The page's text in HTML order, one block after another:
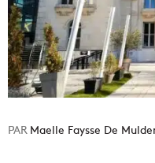
Maelle Faysse De